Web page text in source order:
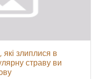
злиплися в
страву ви